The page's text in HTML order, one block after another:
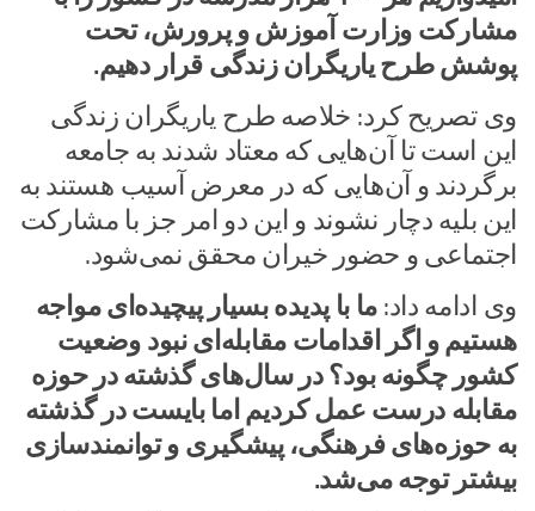
مشارکت وزارت آموزش و پرورش، تحت
پوشش طرح یاریگران زندگی قرار دهیم.
وی تصریح کرد: خلاصه طرح یاریگران زندگی
این است تا آن‌هایی که معتاد شدند به جامعه
برگردند و آن‌هایی که در معرض آسیب هستند به
این بلیه دچار نشوند و این دو امر جز با مشارکت
اجتماعی و حضور خیران محقق نمی‌شود.
وی ادامه داد: ما با پدیده بسیار پیچیده‌ای مواجه
هستیم و اگر اقدامات مقابله‌ای نبود وضعیت
کشور چگونه بود؟ در سال‌های گذشته در حوزه
مقابله درست عمل کردیم اما بایست در گذشته
به حوزه‌های فرهنگی، پیشگیری و توانمندسازی
بیشتر توجه می‌شد.